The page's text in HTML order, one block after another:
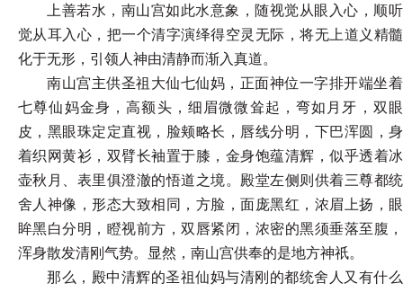
上善若水，南山宫如此水意象，随视觉从眼入心，顺听
觉从耳入心，把一个清字演绎得空灵无际，将无上道义精髓
化于无形，引领人神由清静而渐入真道。
南山宫主供圣祖大仙七仙妈，正面神位一字排开端坐着
七尊仙妈金身，高额头，细眉微微耸起，弯如月牙，双眼
皮，黑眼珠定定直视，脸颊略长，唇线分明，下巴浑圆，身
着织网黄衫，双臂长袖置于膝，金身饱蕴清辉，似乎透着冰
壶秋月、表里俱澄澈的悟道之境。殿堂左侧则供着三尊都统
舍人神像，形态大致相同，方脸，面庞黑红，浓眉上扬，眼
眸黑白分明，瞪视前方，双唇紧闭，浓密的黑须垂落至腹，
浑身散发清刚气势。显然，南山宫供奉的是地方神祇。
那么，殿中清辉的圣祖仙妈与清刚的都统舍人又有什么